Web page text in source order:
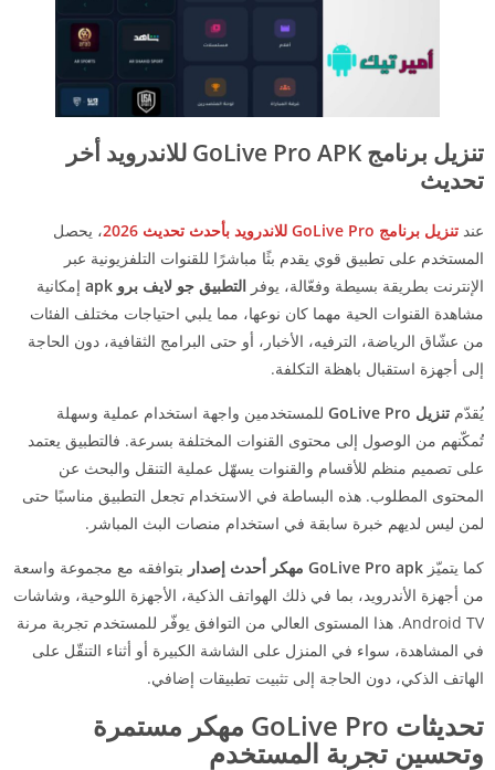
تنزيل برنامج GoLive Pro APK للاندرويد أخر
تحديث
عند تنزيل برنامج GoLive Pro للاندرويد بأحدث تحديث 2026
، يحصل
المستخدم على تطبيق قوي يقدم بثًا مباشرًا للقنوات التلفزيونية عبر
الإنترنت بطريقة بسيطة وفعّالة، يوفر التطبيق جو لايف برو apk
إمكانية
مشاهدة القنوات الحية مهما كان نوعها، مما يلبي احتياجات مختلف الفئات
من عشّاق الرياضة، الترفيه، الأخبار، أو حتى البرامج الثقافية، دون الحاجة
إلى أجهزة استقبال باهظة التكلفة.
يُقدّم تنزيل GoLive Pro
للمستخدمين واجهة استخدام عملية وسهلة
تُمكّنهم من الوصول إلى محتوى القنوات المختلفة بسرعة. فالتطبيق يعتمد
على تصميم منظم للأقسام والقنوات يسهّل عملية التنقل والبحث عن
المحتوى المطلوب. هذه البساطة في الاستخدام تجعل التطبيق مناسبًا حتى
لمن ليس لديهم خبرة سابقة في استخدام منصات البث المباشر.
كما يتميّز GoLive Pro apk مهكر أحدث إصدار
بتوافقه مع مجموعة واسعة
من أجهزة الأندرويد، بما في ذلك الهواتف الذكية، الأجهزة اللوحية، وشاشات
Android TV. هذا المستوى العالي من التوافق يوفّر للمستخدم تجربة مرنة
في المشاهدة، سواء في المنزل على الشاشة الكبيرة أو أثناء التنقّل على
الهاتف الذكي، دون الحاجة إلى تثبيت تطبيقات إضافي.
تحديثات GoLive Pro مهكر مستمرة
وتحسين تجربة المستخدم